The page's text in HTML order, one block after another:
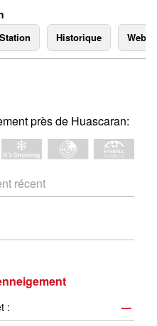
Historique
près de Huascaran:
récent
:
—